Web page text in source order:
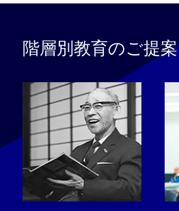
階層別教育のご提案